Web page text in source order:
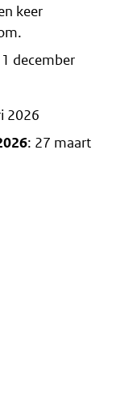
keer
december
2026
: 27 maart